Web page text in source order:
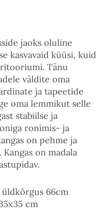
jaoks oluline
kasvavaid küüsi, kuid
Tänu
väldite oma
ja tapeetide
oma lemmikut selle
stabiilse ja
ronimis- ja
on pehme ja
on madala
66cm
cm